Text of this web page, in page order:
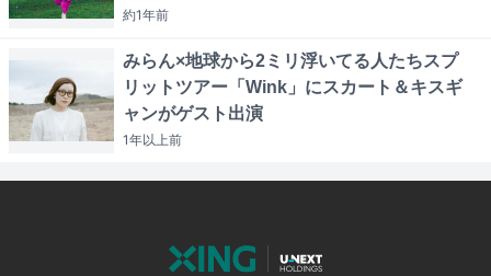
約1年前
みらん×地球から2ミリ浮いてる人たちスプ
リットツアー「Wink」にスカート＆キスギ
ャンがゲスト出演
1年以上前